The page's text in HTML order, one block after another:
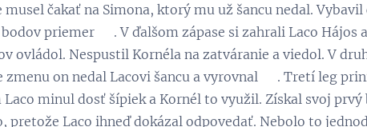
čakať na Simona, ktorý mu už šancu nedal.
priemer 😉. V ďalšom zápase si zahrali Laco Hájos
ovládol. Nespustil Kornéla na zatváranie a viedol. V
on nedal Lacovi šancu a vyrovnal 😉. Tretí leg
minul dosť šípiek a Kornél to využil. Získal svoj prvý
pretože Laco ihneď dokázal odpovedať. Nebolo to